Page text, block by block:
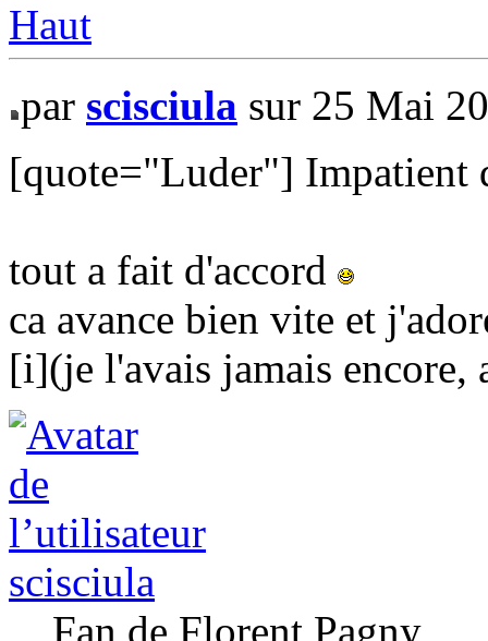
Haut
par scisciula sur 25 Mai
[quote="Luder"] Impatient
tout a fait d'accord
ca avance bien vite et
[i](je l'avais jamais
scisciula
Fan de Florent Pagny